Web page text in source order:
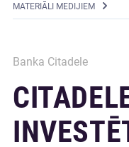
MATERIĀLI MEDIJIEM
Banka Citadele